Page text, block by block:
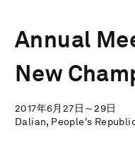
Annual
New
2017年6月27日～29日
Dalian, People's